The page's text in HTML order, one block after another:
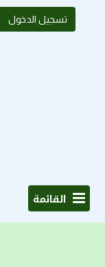
تسجيل الدخول
القائمة